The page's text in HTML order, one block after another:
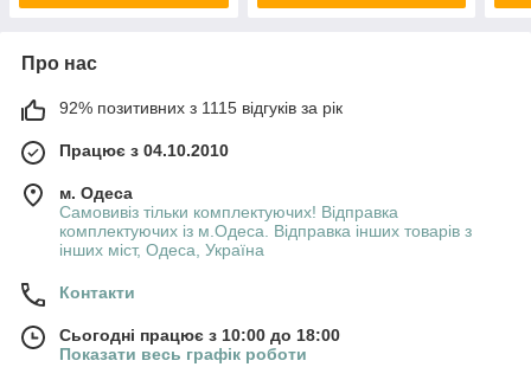
Про нас
92% позитивних з 1115 відгуків за рік
Працює з 04.10.2010
м. Одеса
Самовивіз тільки комплектуючих! Відправка
комплектуючих із м.Одеса. Відправка інших товарів з
інших міст, Одеса, Україна
Контакти
Сьогодні працює з 10:00 до 18:00
Показати весь графік роботи